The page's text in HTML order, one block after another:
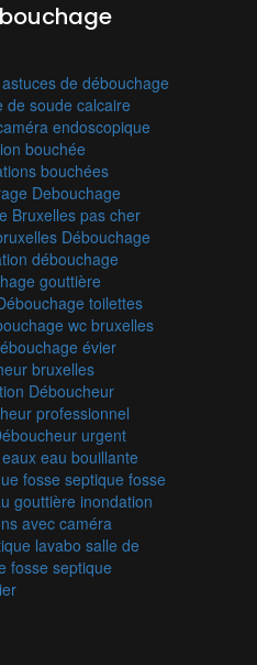
astuces de débouchage
de soude calcaire
endoscopique
bouchée
bouchées
Debouchage
Bruxelles pas cher
Débouchage
débouchage
gouttière
toilettes
wc bruxelles
évier
bruxelles
Déboucheur
professionnel
urgent
eau bouillante
fosse septique fosse
gouttière inondation
avec caméra
lavabo salle de
fosse septique